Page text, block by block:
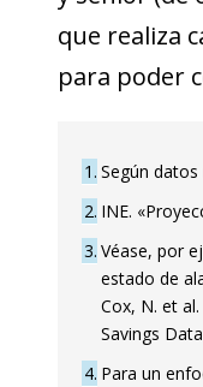
que realiza
para poder
1 Según
2 INE.
3 Véase, por
estado de
Cox, N. et
Savings
4 Para un